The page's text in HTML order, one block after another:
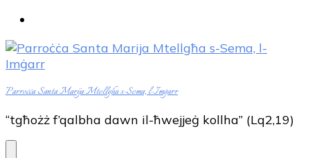
Parroċċa Santa Marija Mtellgħa s-Sema, l-Imġarr
“tgħożż f’qalbha dawn il-ħwejjeġ kollha” (Lq2,19)